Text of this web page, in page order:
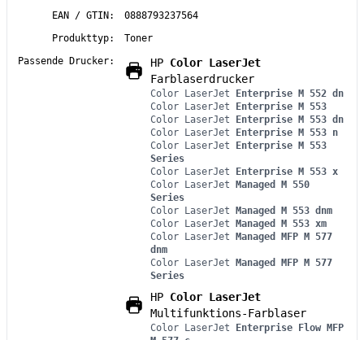
EAN / GTIN:
0888793237564
Produkttyp:
Toner
Passende Drucker:
HP Color LaserJet
Farblaserdrucker
Color LaserJet Enterprise M 552 dn
Color LaserJet Enterprise M 553
Color LaserJet Enterprise M 553 dn
Color LaserJet Enterprise M 553 n
Color LaserJet Enterprise M 553
Series
Color LaserJet Enterprise M 553 x
Color LaserJet Managed M 550
Series
Color LaserJet Managed M 553 dnm
Color LaserJet Managed M 553 xm
Color LaserJet Managed MFP M 577
dnm
Color LaserJet Managed MFP M 577
Series
HP Color LaserJet
Multifunktions-Farblaser
Color LaserJet Enterprise Flow MFP